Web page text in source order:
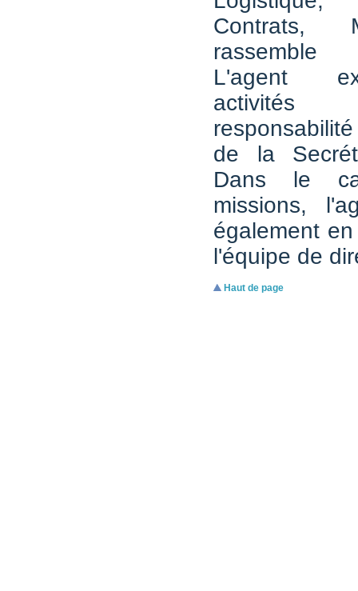
Contrats,
L'agent
de la
Dans le
missions,
également
l'équipe de
Haut de page